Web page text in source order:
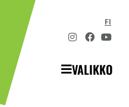
FI
VALIKKO